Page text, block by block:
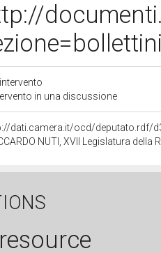
in una discussione
dati.camera.it/ocd/deputato.rdf/
NUTI, XVII Legislatura della